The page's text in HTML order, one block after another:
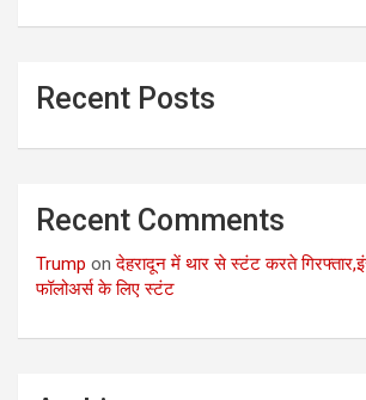
Recent Posts
Recent Comments
Trump onदेहरादून में थार से स्टंट करते
फॉलोअर्स के लिए स्टंट